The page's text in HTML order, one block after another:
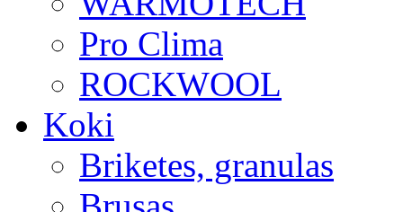
Pro Clima
ROCKWOOL
Koki
Briketes, granulas